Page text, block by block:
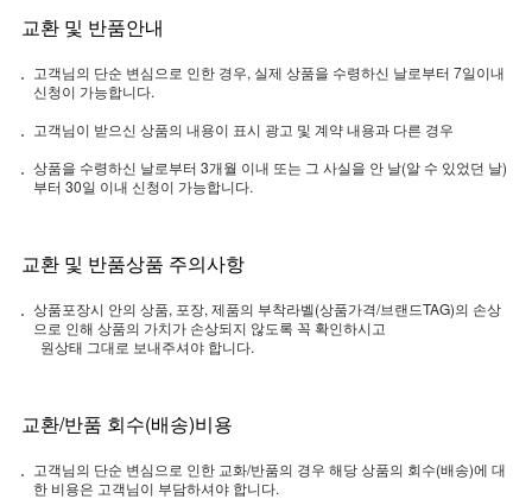
교환 및 반품안내
고객님의 단순 변심으로 인한 경우, 실제 상품을 수령하신 날로부터 7일이내
신청이 가능합니다.
고객님이 받으신 상품의 내용이 표시 광고 및 계약 내용과 다른 경우
상품을 수령하신 날로부터 3개월 이내 또는 그 사실을 안 날(알 수 있었던 날)
부터 30일 이내 신청이 가능합니다.
교환 및 반품상품 주의사항
상품포장시 안의 상품, 포장, 제품의 부착라벨(상품가격/브랜드TAG)의 손상
으로 인해 상품의 가치가 손상되지 않도록 꼭 확인하시고
원상태 그대로 보내주셔야 합니다.
교환/반품 회수(배송)비용
고객님의 단순 변심으로 인한 교화/반품의 경우 해당 상품의 회수(배송)에 대
한 비용은 고객님이 부담하셔야 합니다.